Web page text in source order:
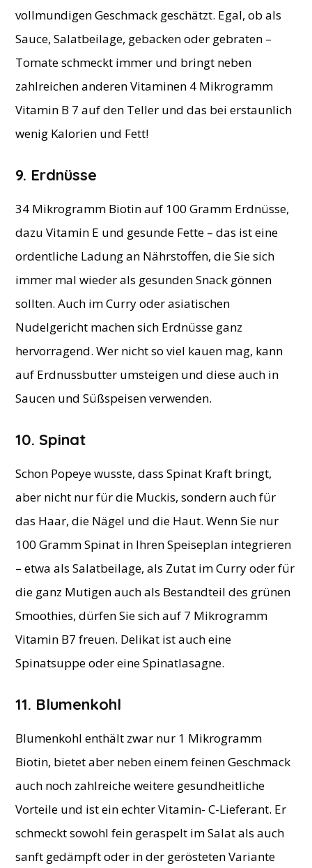
vollmundigen Geschmack geschätzt. Egal, ob als
Sauce, Salatbeilage, gebacken oder gebraten –
Tomate schmeckt immer und bringt neben
zahlreichen anderen Vitaminen 4 Mikrogramm
Vitamin B 7 auf den Teller und das bei erstaunlich
wenig Kalorien und Fett!
9. Erdnüsse
34 ​Mikrogramm Biotin auf 100 Gramm Erdnüsse,
dazu Vitamin E und gesunde Fette – das ist eine
ordentliche Ladung an Nährstoffen, die Sie sich
immer mal wieder als gesunden Snack gönnen
sollten. Auch im Curry oder asiatischen
Nudelgericht machen sich Erdnüsse ganz
hervorragend. Wer nicht so viel kauen mag, kann
auf Erdnussbutter umsteigen und diese auch in
Saucen und Süßspeisen verwenden.
10. Spinat
Schon Popeye wusste, dass Spinat Kraft bringt,
aber nicht nur für die Muckis, sondern auch für
das Haar, die Nägel und die Haut. Wenn Sie nur
100 Gramm Spinat in Ihren Speiseplan integrieren
– etwa als Salatbeilage, als Zutat im Curry oder für
die ganz Mutigen auch als Bestandteil des grünen
Smoothies, dürfen Sie sich auf 7 Mikrogramm
Vitamin B7 freuen. Delikat ist auch eine
Spinatsuppe oder eine Spinatlasagne.
11. Blumenkohl
Blumenkohl enthält zwar nur 1 Mikrogramm
Biotin, bietet aber neben einem feinen Geschmack
auch noch zahlreiche weitere gesundheitliche
Vorteile und ist ein echter Vitamin- C-Lieferant. Er
schmeckt sowohl fein geraspelt im Salat als auch
sanft gedämpft oder in der gerösteten Variante